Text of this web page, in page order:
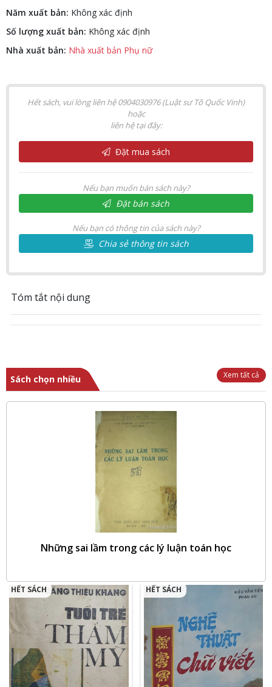
Năm xuất bản: Không xác định
Số lượng xuất bản: Không xác định
Nhà xuất bản: Nhà xuất bản Phụ nữ
Hết sách, vui lòng liên hệ 0904030976 (Luật sư Tô Quốc Vinh)
hoặc
liên hệ tại đây:
Đặt mua sách
Nếu bạn muốn bán sách này?
Đặt bán sách
Nếu bạn có thông tin của sách này?
Chia sẻ thông tin sách
Tóm tắt nội dung
Sách chọn nhiều Xem tất cả
Những sai lầm trong các lý luận toán học
HẾT SÁCH HẾT SÁCH